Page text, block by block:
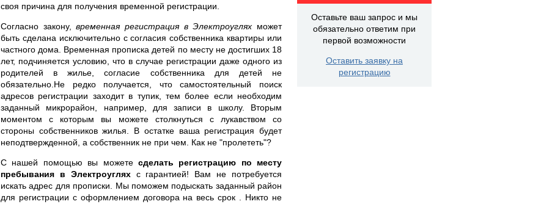
своя причина для получения временной регистрации.
Согласно закону,временная регистрация в Электроуглях может
быть сделана исключительно с согласия собственника квартиры или
частного дома. Временная прописка детей по месту не достигших 18
лет, подчиняется условию, что в случае регистрации даже одного из
родителей в жилье, согласие собственника для детей не
обязательно.Не редко получается, что самостоятельный поиск
адресов регистрации заходит в тупик, тем более если необходим
заданный микрорайон, например, для записи в школу. Вторым
моментом с которым вы можете столкнуться с лукавством со
стороны собственников жилья. В остатке ваша регистрация будет
неподтвержденной, а собственник не при чем. Как не "пролететь"?
С нашей помощью вы можете сделать регистрацию по месту
пребывания в Электроугляхс гарантией! Вам не потребуется
искать адрес для прописки. Мы поможем подыскать заданный район
для регистрации с оформлением договора на весь срок . Никто не
Оставьте ваш запрос и мы
обязательно ответим при
первой возможности
Оставить заявку на
регистрацию